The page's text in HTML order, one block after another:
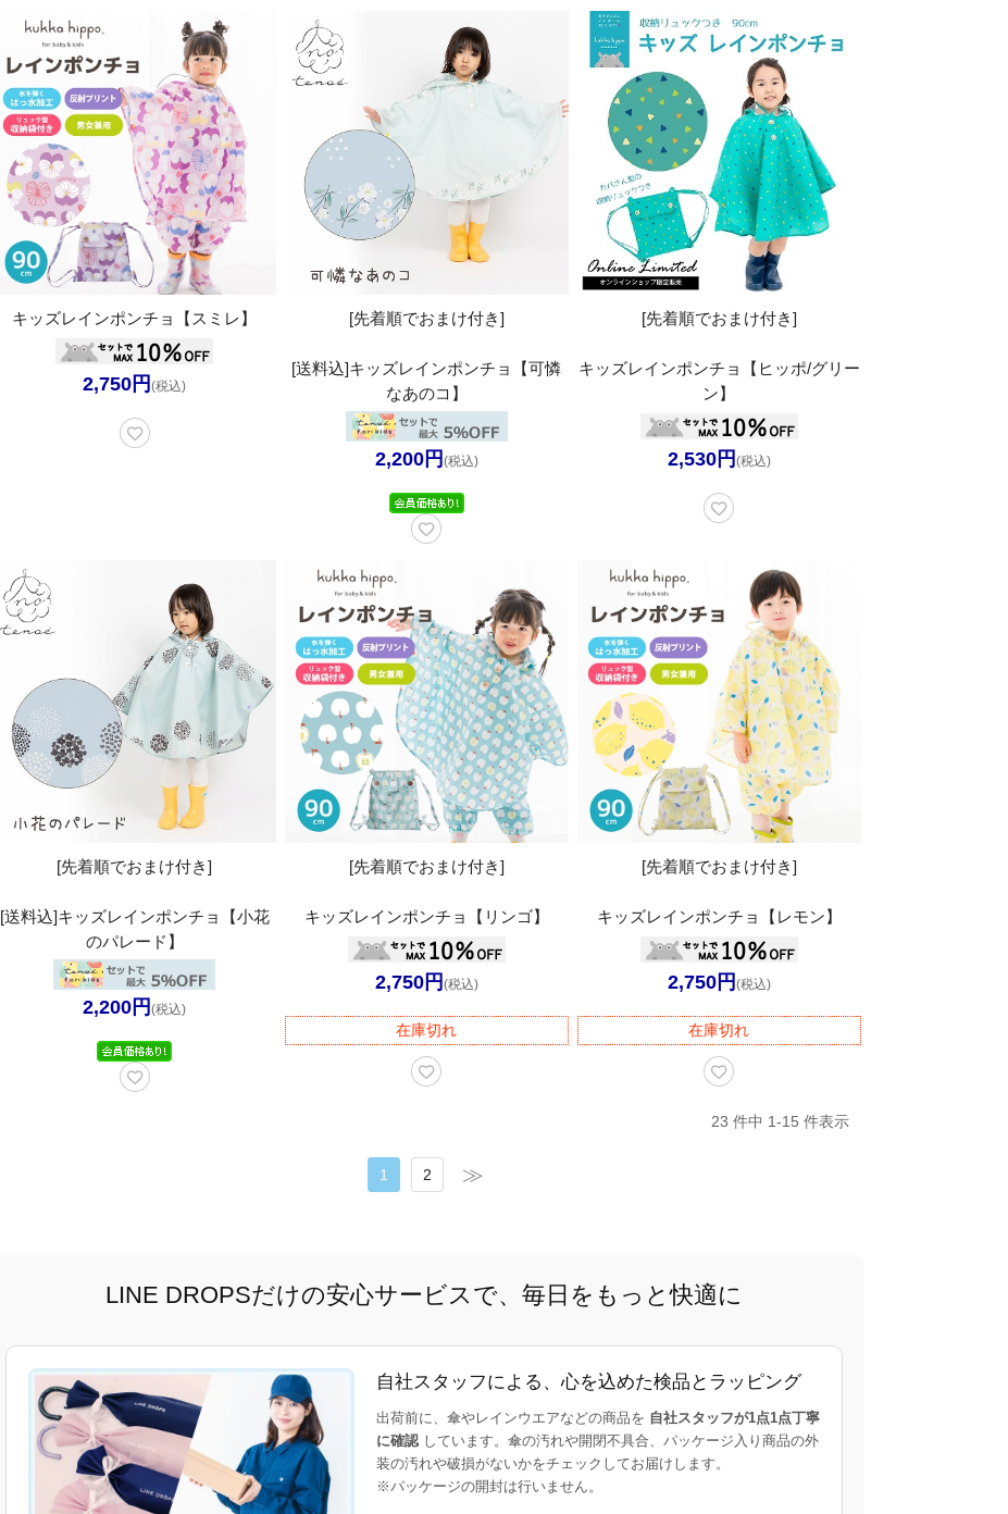
キッズレインポンチョ【スミレ】
2,750円 (税込)
[先着順でおまけ付き]
[送料込]キッズレインポンチョ【可憐
なあのコ】
2,200円 (税込)
[先着順でおまけ付き]
キッズレインポンチョ【ヒッポ/グリー
ン】
2,530円 (税込)
[先着順でおまけ付き]
[送料込]キッズレインポンチョ【小花
のパレード】
2,200円 (税込)
[先着順でおまけ付き]
キッズレインポンチョ【リンゴ】
2,750円 (税込)
在庫切れ
[先着順でおまけ付き]
キッズレインポンチョ【レモン】
2,750円 (税込)
在庫切れ
23 件中 1-15 件表示
1 2
LINE DROPSだけの安心サービスで、毎日をもっと快適に
自社スタッフによる、心を込めた検品とラッピング
出荷前に、傘やレインウエアなどの商品を 自社スタッフが1点1点丁寧
に確認しています。傘の汚れや開閉不具合、パッケージ入り商品の外
装の汚れや破損がないかをチェックしてお届けします。
※パッケージの開封は行いません。